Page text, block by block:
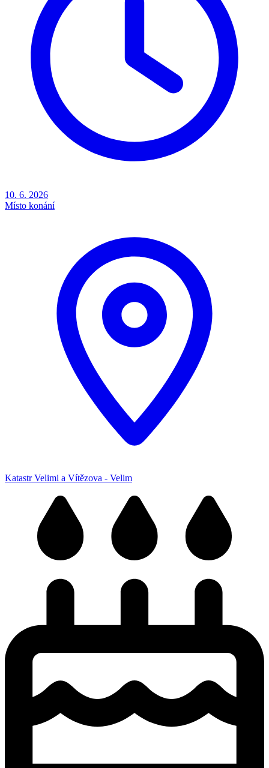
10. 6. 2026
Místo konání
Katastr Velimi a Vítězova - Velim